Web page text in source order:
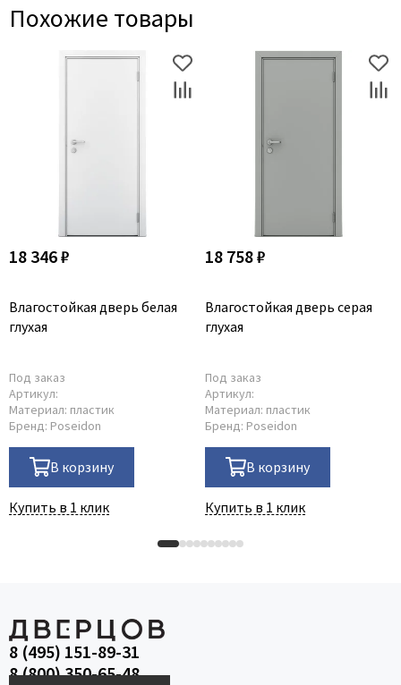
Похожие товары
18 346 ₽
Влагостойкая дверь белая
глухая
Под заказ
Артикул:
Материал: пластик
Бренд: Poseidon
В корзину
Купить в 1 клик
18 758 ₽
Влагостойкая дверь серая
глухая
Под заказ
Артикул:
Материал: пластик
Бренд: Poseidon
В корзину
Купить в 1 клик
8 (495) 151-89-31
8 (800) 350-65-48